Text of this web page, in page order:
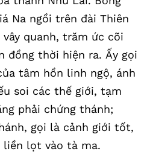
Na ngồi trên đài Thiên
vây quanh, trăm ức cõi
đồng thời hiện ra. Ấy gọi
tâm hồn linh ngộ, ánh
soi các thế giới, tạm
phải chứng thánh;
gọi là cảnh giới tốt,
liền lọt vào tà ma.